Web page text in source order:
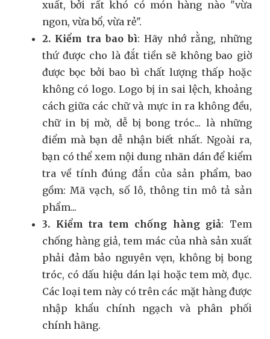
xuất, bởi rất khó có món hàng nào "vừa
ngon, vừa bổ, vừa rẻ".
2. Kiểm tra bao bì: Hãy nhớ rằng, những
thứ được cho là đắt tiền sẽ không bao giờ
được bọc bởi bao bì chất lượng thấp hoặc
không có logo. Logo bị in sai lệch, khoảng
cách giữa các chữ và mực in ra không đều,
chữ in bị mờ, dễ bị bong tróc... là những
điểm mà bạn dễ nhận biết nhất. Ngoài ra,
bạn có thể xem nội dung nhãn dán để kiểm
tra về tính đúng đắn của sản phẩm, bao
gồm: Mã vạch, số lô, thông tin mô tả sản
phẩm...
3. Kiểm tra tem chống hàng giả: Tem
chống hàng giả, tem mác của nhà sản xuất
phải đảm bảo nguyên vẹn, không bị bong
tróc, có dấu hiệu dán lại hoặc tem mờ, đục.
Các loại tem này có trên các mặt hàng được
nhập khẩu chính ngạch và phân phối
chính hãng.